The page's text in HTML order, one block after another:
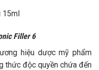
15ml
Filler 6
hiệu dược mỹ phẩm
thức độc quyền chứa đến